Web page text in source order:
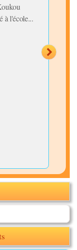
à l'école...